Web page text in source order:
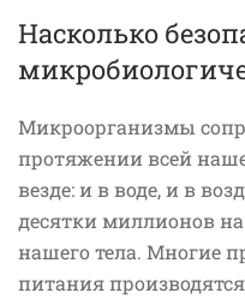
Насколько
Микроорганизмы
протяжении всей
везде: и в воде, и в
десятки миллионов
нашего тела. Многие
питания